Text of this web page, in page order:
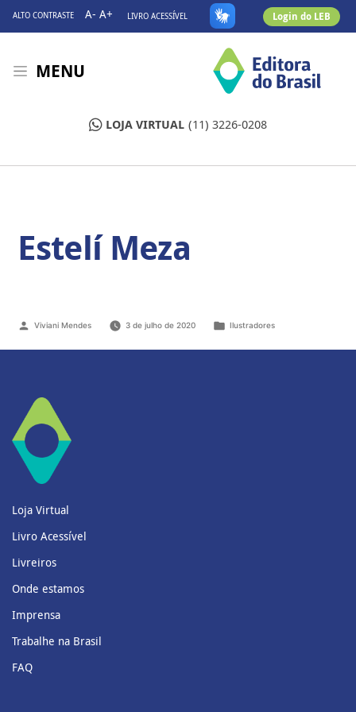
ALTO CONTRASTE A- A+ LIVRO ACESSÍVEL Login do LEB
MENU
LOJA VIRTUAL (11) 3226-0208
Estelí Meza
Viviani Mendes 3 de julho de 2020 Ilustradores
Loja Virtual
Livro Acessível
Livreiros
Onde estamos
Imprensa
Trabalhe na Brasil
FAQ